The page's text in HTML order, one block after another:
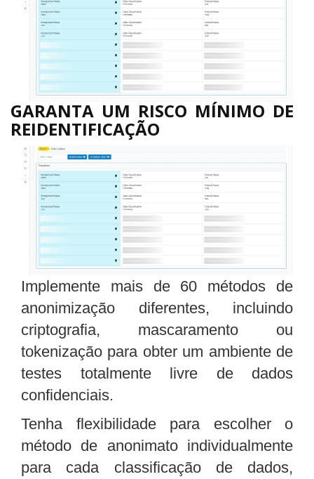
GARANTA UM RISCO MÍNIMO DE
REIDENTIFICAÇÃO
Implemente mais de 60 métodos de
anonimização diferentes, incluindo
criptografia, mascaramento ou
tokenização para obter um ambiente de
testes totalmente livre de dados
confidenciais.
Tenha flexibilidade para escolher o
método de anonimato individualmente
para cada classificação de dados,